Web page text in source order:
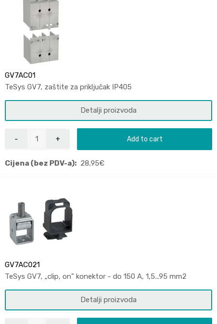
GV7AC01
TeSys GV7, zaštite za priključak IP405
Detalji proizvoda
Add to cart
Cijena (bez PDV-a): 28,95€
GV7AC021
TeSys GV7, „clip, on” konektor - do 150 A, 1,5...95 mm2
Detalji proizvoda